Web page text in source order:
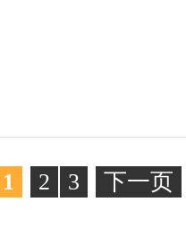
1 2 3 下一页